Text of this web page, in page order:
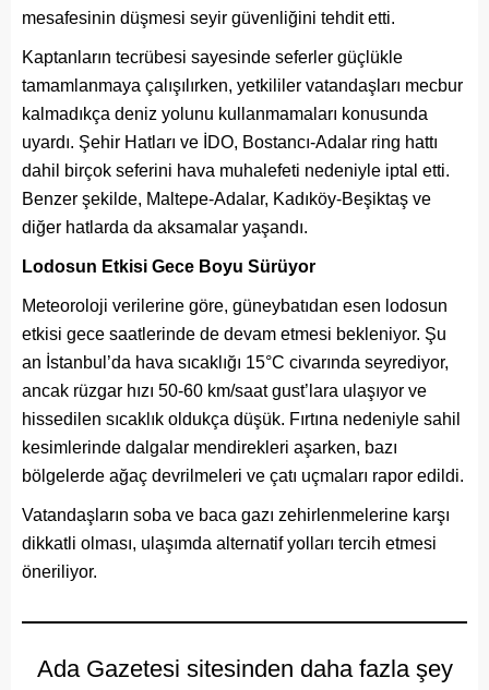
mesafesinin düşmesi seyir güvenliğini tehdit etti.
Kaptanların tecrübesi sayesinde seferler güçlükle
tamamlanmaya çalışılırken, yetkililer vatandaşları mecbur
kalmadıkça deniz yolunu kullanmamaları konusunda
uyardı. Şehir Hatları ve İDO, Bostancı-Adalar ring hattı
dahil birçok seferini hava muhalefeti nedeniyle iptal etti.
Benzer şekilde, Maltepe-Adalar, Kadıköy-Beşiktaş ve
diğer hatlarda da aksamalar yaşandı.
Lodosun Etkisi Gece Boyu Sürüyor
Meteoroloji verilerine göre, güneybatıdan esen lodosun
etkisi gece saatlerinde de devam etmesi bekleniyor. Şu
an İstanbul’da hava sıcaklığı 15°C civarında seyrediyor,
ancak rüzgar hızı 50-60 km/saat gust’lara ulaşıyor ve
hissedilen sıcaklık oldukça düşük. Fırtına nedeniyle sahil
kesimlerinde dalgalar mendirekleri aşarken, bazı
bölgelerde ağaç devrilmeleri ve çatı uçmaları rapor edildi.
Vatandaşların soba ve baca gazı zehirlenmelerine karşı
dikkatli olması, ulaşımda alternatif yolları tercih etmesi
öneriliyor.
Ada Gazetesi sitesinden daha fazla şey